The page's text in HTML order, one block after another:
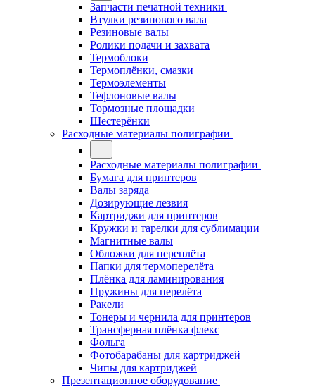
Запчасти печатной техники
Втулки резинового вала
Резиновые валы
Ролики подачи и захвата
Термоблоки
Термоплёнки, смазки
Термоэлементы
Тефлоновые валы
Тормозные площадки
Шестерёнки
Расходные материалы полиграфии
Расходные материалы полиграфии
Бумага для принтеров
Валы заряда
Дозирующие лезвия
Картриджи для принтеров
Кружки и тарелки для сублимации
Магнитные валы
Обложки для переплёта
Папки для термоперелёта
Плёнка для ламинирования
Пружины для перелёта
Ракели
Тонеры и чернила для принтеров
Трансферная плёнка флекс
Фольга
Фотобарабаны для картриджей
Чипы для картриджей
Презентационное оборудование